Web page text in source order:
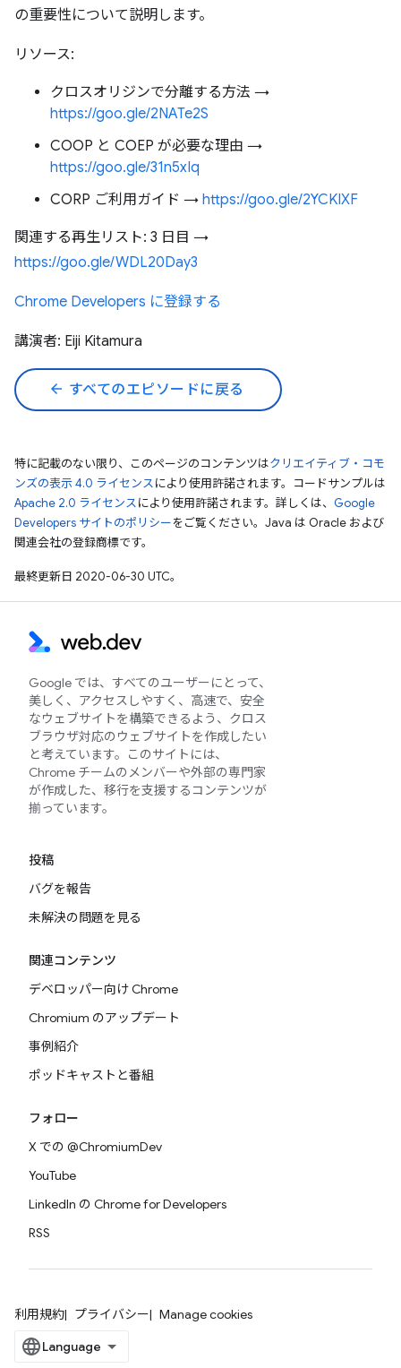
の重要性について説明します。
リソース:
クロスオリジンで分離する方法 →
https://goo.gle/2NATe2S
COOP と COEP が必要な理由 →
https://goo.gle/31n5xIq
CORP ご利用ガイド → https://goo.gle/2YCKIXF
関連する再生リスト: 3 日目 →
https://goo.gle/WDL20Day3
Chrome Developers に登録する
講演者: Eiji Kitamura
arrow_back すべてのエピソードに戻る
特に記載のない限り、このページのコンテンツはクリエイティブ・コモ
ンズの表示 4.0 ライセンスにより使用許諾されます。コードサンプルは
Apache 2.0 ライセンスにより使用許諾されます。詳しくは、 Google
Developers サイトのポリシーをご覧ください。Java は Oracle および
関連会社の登録商標です。
最終更新日 2020-06-30 UTC。
Google では、すべてのユーザーにとって、
美しく、アクセスしやすく、高速で、安全
なウェブサイトを構築できるよう、クロス
ブラウザ対応のウェブサイトを作成したい
と考えています。このサイトには、
Chrome チームのメンバーや外部の専門家
が作成した、移行を支援するコンテンツが
揃っています。
投稿
バグを報告
未解決の問題を見る
関連コンテンツ
デベロッパー向け Chrome
Chromium のアップデート
事例紹介
ポッドキャストと番組
フォロー
X での @ChromiumDev
YouTube
LinkedIn の Chrome for Developers
RSS
利用規約 プライバシー Manage cookies